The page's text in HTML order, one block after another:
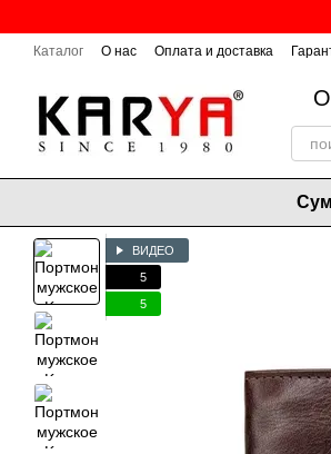
Каталог О нас Оплата и доставка
ВИДЕО
5
5